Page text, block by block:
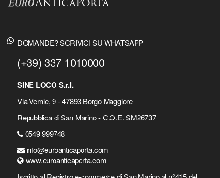
DOMANDE? SCRIVICI SU WHATSAPP
(+39) 337 1010000
SINE LOCO S.r.l.
Via Vernie, 9 - 47893 Borgo Maggiore
Repubblica di San Marino - C.O.E. SM26737
0549 999748
info@euroanticaporta.com
www.euroanticaporta.com